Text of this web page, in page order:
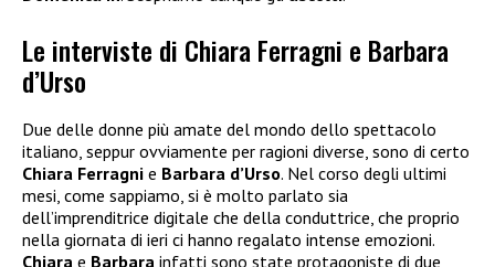
Le interviste di Chiara Ferragni e Barbara
d’Urso
Due delle donne più amate del mondo dello spettacolo
italiano, seppur ovviamente per ragioni diverse, sono di certo
Chiara Ferragni e Barbara d’Urso. Nel corso degli ultimi
mesi, come sappiamo, si è molto parlato sia
dell’imprenditrice digitale che della conduttrice, che proprio
nella giornata di ieri ci hanno regalato intense emozioni.
Chiara e Barbara infatti sono state protagoniste di due